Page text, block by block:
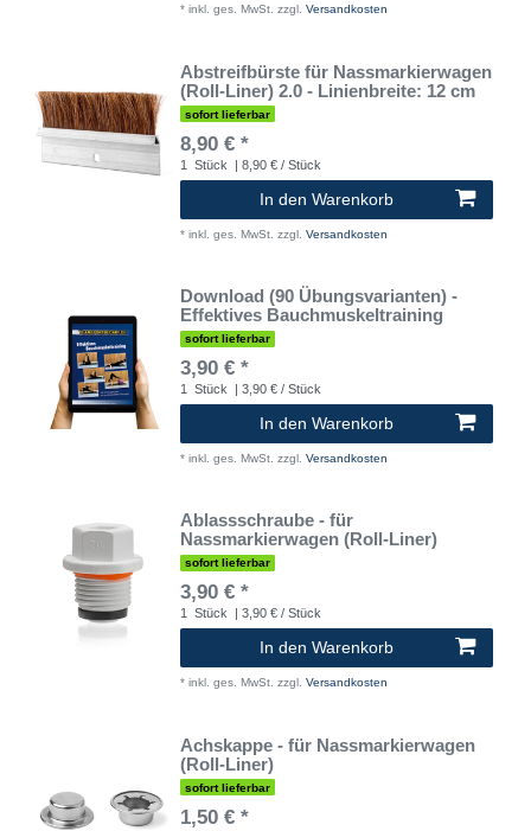
* inkl. ges. MwSt. zzgl. Versandkosten
Abstreifbürste für Nassmarkierwagen
(Roll-Liner) 2.0 - Linienbreite: 12 cm
sofort lieferbar
8,90 € *
1 Stück | 8,90 € / Stück
In den Warenkorb
* inkl. ges. MwSt. zzgl. Versandkosten
Download (90 Übungsvarianten) -
Effektives Bauchmuskeltraining
sofort lieferbar
3,90 € *
1 Stück | 3,90 € / Stück
In den Warenkorb
* inkl. ges. MwSt. zzgl. Versandkosten
Ablassschraube - für
Nassmarkierwagen (Roll-Liner)
sofort lieferbar
3,90 € *
1 Stück | 3,90 € / Stück
In den Warenkorb
* inkl. ges. MwSt. zzgl. Versandkosten
Achskappe - für Nassmarkierwagen
(Roll-Liner)
sofort lieferbar
1,50 € *